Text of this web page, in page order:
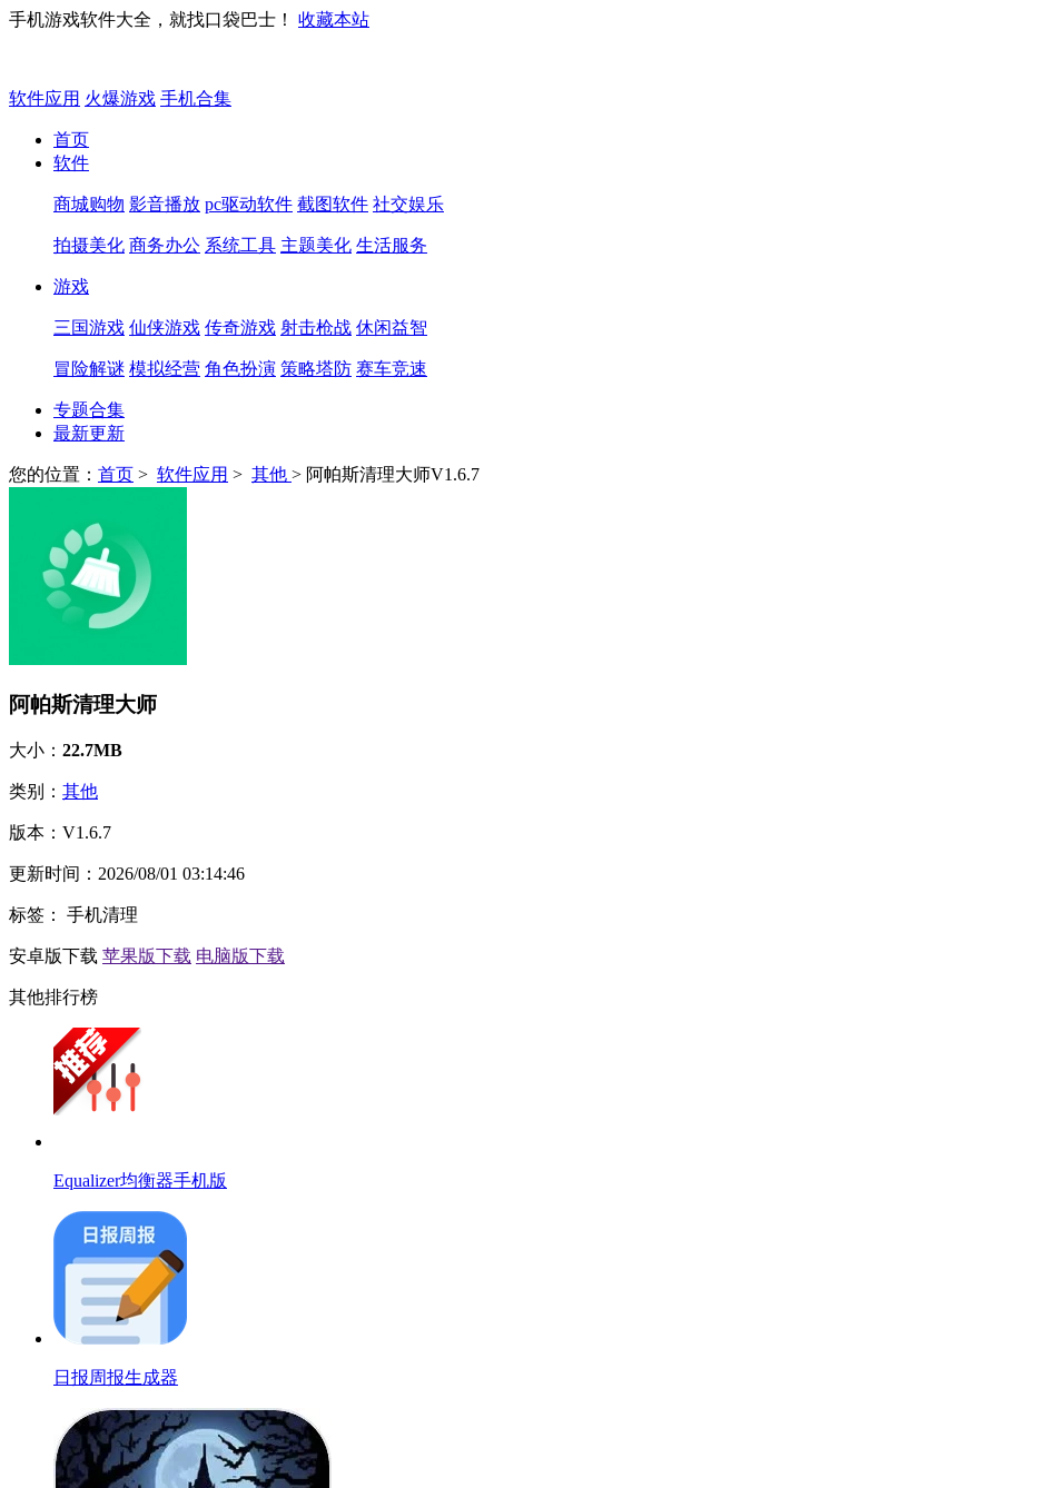
手机游戏软件大全，就找口袋巴士！ 收藏本站
软件应用 火爆游戏 手机合集
首页
软件
商城购物 影音播放 pc驱动软件 截图软件 社交娱乐
拍摄美化 商务办公 系统工具 主题美化 生活服务
游戏
三国游戏 仙侠游戏 传奇游戏 射击枪战 休闲益智
冒险解谜 模拟经营 角色扮演 策略塔防 赛车竞速
专题合集
最新更新
您的位置： 首页 > 软件应用 > 其他 > 阿帕斯清理大师V1.6.7
阿帕斯清理大师
大小： 22.7MB
类别： 其他
版本： V1.6.7
更新时间： 2026/08/01 03:14:46
标签： 手机清理
安卓版下载 苹果版下载 电脑版下载
其他排行榜
Equalizer均衡器手机版
日报周报生成器